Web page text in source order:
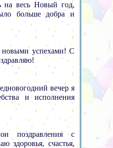
на весь Новый год,
больше добра и
успехами! С
вечер я
и исполнения
поздравления с
здоровья, счастья,